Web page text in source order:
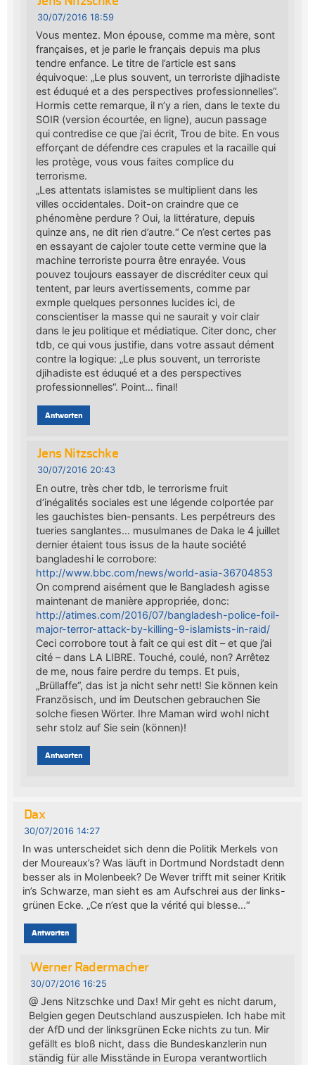
30/07/2016 18:59
Vous mentez. Mon épouse, comme ma mère, sont
françaises, et je parle le français depuis ma plus
tendre enfance. Le titre de l’article est sans
équivoque: „Le plus souvent, un terroriste djihadiste
est éduqué et a des perspectives professionnelles“.
Hormis cette remarque, il n’y a rien, dans le texte du
SOIR (version écourtée, en ligne), aucun passage
qui contredise ce que j’ai écrit, Trou de bite. En vous
efforçant de défendre ces crapules et la racaille qui
les protège, vous vous faites complice du
terrorisme.
„Les attentats islamistes se multiplient dans les
villes occidentales. Doit-on craindre que ce
phénomène perdure ? Oui, la littérature, depuis
quinze ans, ne dit rien d’autre.“ Ce n’est certes pas
en essayant de cajoler toute cette vermine que la
machine terroriste pourra être enrayée. Vous
pouvez toujours eassayer de discréditer ceux qui
tentent, par leurs avertissements, comme par
exmple quelques personnes lucides ici, de
conscientiser la masse qui ne saurait y voir clair
dans le jeu politique et médiatique. Citer donc, cher
tdb, ce qui vous justifie, dans votre assaut dément
contre la logique: „Le plus souvent, un terroriste
djihadiste est éduqué et a des perspectives
professionnelles“. Point… final!
Antworten
Jens Nitzschke
30/07/2016 20:43
En outre, très cher tdb, le terrorisme fruit
d’inégalités sociales est une légende colportée par
les gauchistes bien-pensants. Les perpétreurs des
tueries sanglantes… musulmanes de Daka le 4 juillet
dernier étaient tous issus de la haute société
bangladeshi le corrobore:
http://www.bbc.com/news/world-asia-36704853
On comprend aisément que le Bangladesh agisse
maintenant de manière appropriée, donc:
http://atimes.com/2016/07/bangladesh-police-foil-
major-terror-attack-by-killing-9-islamists-in-raid/
Ceci corrobore tout à fait ce qui est dit – et que j’ai
cité – dans LA LIBRE. Touché, coulé, non? Arrêtez
de me, nous faire perdre du temps. Et puis,
„Brüllaffe“, das ist ja nicht sehr nett! Sie können kein
Französisch, und im Deutschen gebrauchen Sie
solche fiesen Wörter. Ihre Maman wird wohl nicht
sehr stolz auf Sie sein (können)!
Antworten
Dax
30/07/2016 14:27
In was unterscheidet sich denn die Politik Merkels von
der Moureaux’s? Was läuft in Dortmund Nordstadt denn
besser als in Molenbeek? De Wever trifft mit seiner Kritik
in’s Schwarze, man sieht es am Aufschrei aus der links-
grünen Ecke. „Ce n’est que la vérité qui blesse…“
Antworten
Werner Radermacher
30/07/2016 16:25
@ Jens Nitzschke und Dax! Mir geht es nicht darum,
Belgien gegen Deutschland auszuspielen. Ich habe mit
der AfD und der linksgrünen Ecke nichts zu tun. Mir
gefällt es bloß nicht, dass die Bundeskanzlerin nun
ständig für alle Misstände in Europa verantwortlich